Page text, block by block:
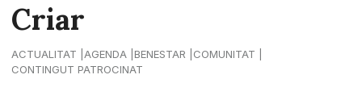
Criar
ACTUALITAT AGENDA BENESTAR
COMUNITAT
CONTINGUT PATROCINAT